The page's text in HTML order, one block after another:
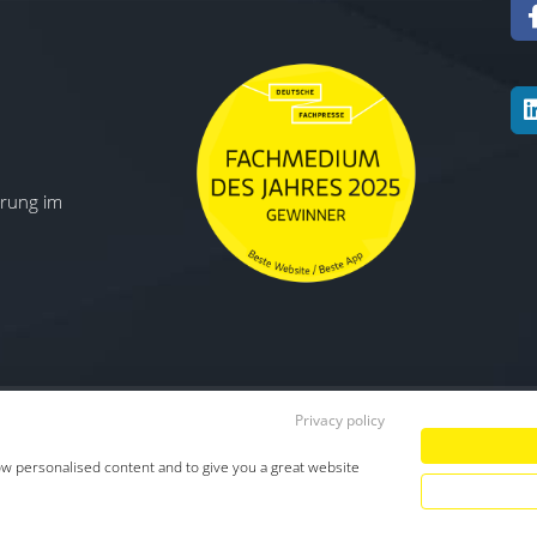
im
Datenschutz Impressum
Privacy policy
personalised content and to give you a great website